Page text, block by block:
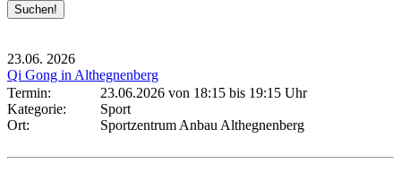
23.06. 2026
Qi Gong in Althegnenberg
Termin:
23.06.2026 von 18:15 bis 19:15 Uhr
Kategorie:
Sport
Ort:
Sportzentrum Anbau Althegnenberg